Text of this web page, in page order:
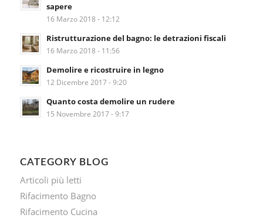
sapere
16 Marzo 2018 - 12:12
Ristrutturazione del bagno: le detrazioni fiscali
16 Marzo 2018 - 11:56
Demolire e ricostruire in legno
12 Dicembre 2017 - 9:20
Quanto costa demolire un rudere
15 Novembre 2017 - 9:17
CATEGORY BLOG
Articoli più letti
Rifacimento Bagno
Rifacimento Cucina